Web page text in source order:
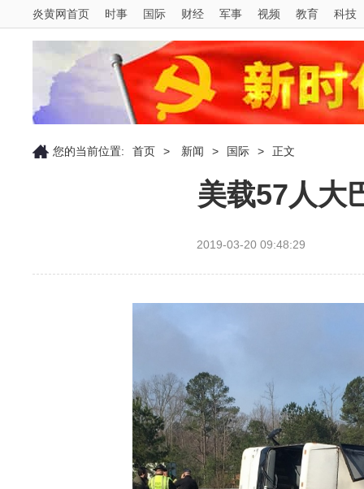
炎黄网首页 时事 国际 财经 军事 视频 教育 科技
您的当前位置: 首页 > 新闻 > 国际 > 正文
美载57人大
2019-03-20 09:48:29